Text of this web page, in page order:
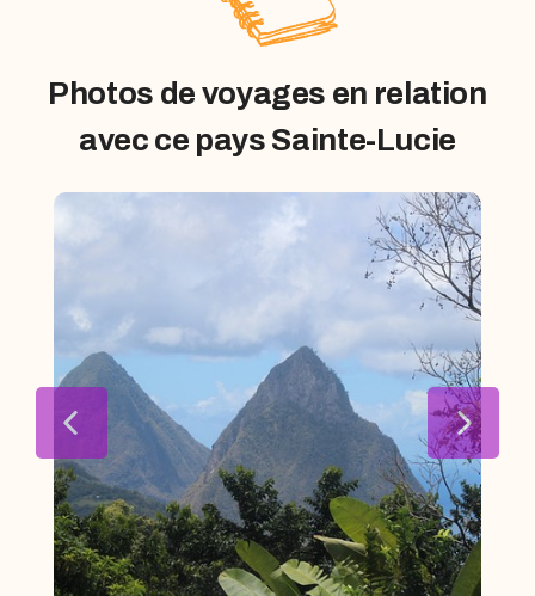
Photos de voyages en relation
avec ce pays Sainte-Lucie